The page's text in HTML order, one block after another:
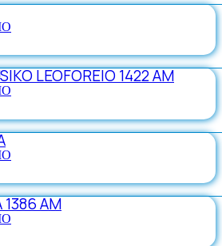
LEOFOREIO 1422 AM
1386 AM